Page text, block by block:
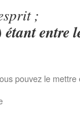
;
entre
pouvez le